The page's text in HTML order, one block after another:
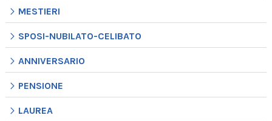
MESTIERI
SPOSI-NUBILATO-CELIBATO
ANNIVERSARIO
PENSIONE
LAUREA